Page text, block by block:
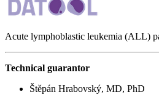
Acute lymphoblastic leukemia (ALL)
Technical guarantor
Štěpán Hrabovský, MD, PhD